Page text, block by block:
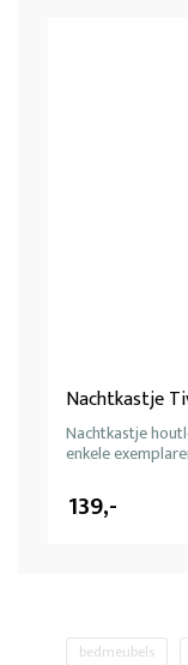
Nachtkastje
Nachtkastje
enkele
139,-
bedmeubels